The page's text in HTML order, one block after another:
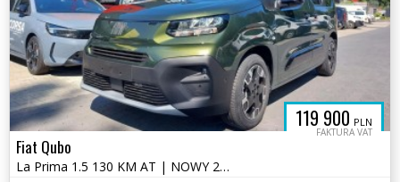
119 900 PLN
FAKTURA VAT
Fiat Qubo
La Prima 1.5 130 KM AT | NOWY 2026 | Dach Magic Top | Ekran 10" | Auto